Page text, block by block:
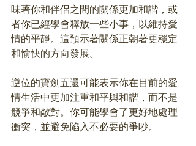
味著你和伴侶之間的關係更加和諧，或
者你已經學會釋放一些小事，以維持愛
情的平靜。這預示著關係正朝著更穩定
和愉快的方向發展。
逆位的寶劍五還可能表示你在目前的愛
情生活中更加注重和平與和諧，而不是
競爭和敵對。你可能學會了更好地處理
衝突，並避免陷入不必要的爭吵。